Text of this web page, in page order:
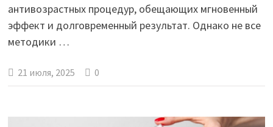
антивозрастных процедур, обещающих мгновенный
эффект и долговременный результат. Однако не все
методики …
21 июля, 2025 0